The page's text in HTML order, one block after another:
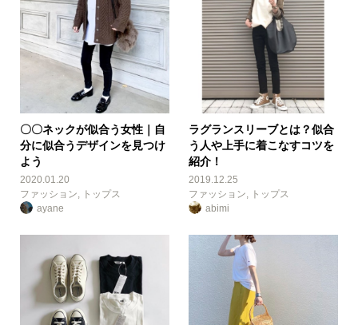
〇〇ネックが似合う女性｜自
分に似合うデザインを見つけ
よう
2020.01.20
ファッション
トップス
ayane
ラグランスリーブとは？似合
う人や上手に着こなすコツを
紹介！
2019.12.25
ファッション
トップス
abimi